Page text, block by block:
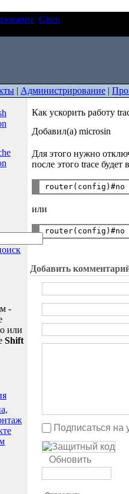
Cisco
| Администрирование |
-
или
Shift
Как ускорить работу
Добавил(а) microsin
Для этого нужно
после этого trace
или
Добавить
Подписаться
Обновить